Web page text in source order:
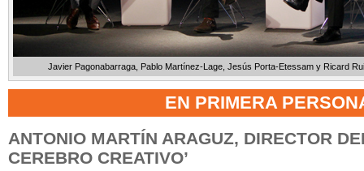
Javier Pagonabarraga, Pablo Martínez-Lage, Jesús Porta-Etessam y Ricard
EN PRIMERA
ANTONIO MARTÍN ARAGUZ, DIRECTOR
CEREBRO CREATIVO’